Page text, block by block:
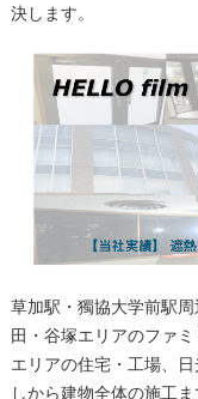
決します。
草加駅・獨協大学前駅
田・谷塚エリアのファ
エリアの住宅・工場、
しから建物全体の施工